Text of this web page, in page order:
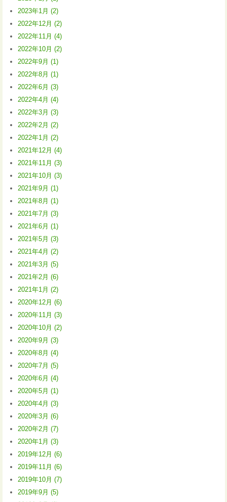
2023年1月 (2)
2022年12月 (2)
2022年11月 (4)
2022年10月 (2)
2022年9月 (1)
2022年8月 (1)
2022年6月 (3)
2022年4月 (4)
2022年3月 (3)
2022年2月 (2)
2022年1月 (2)
2021年12月 (4)
2021年11月 (3)
2021年10月 (3)
2021年9月 (1)
2021年8月 (1)
2021年7月 (3)
2021年6月 (1)
2021年5月 (3)
2021年4月 (2)
2021年3月 (5)
2021年2月 (6)
2021年1月 (2)
2020年12月 (6)
2020年11月 (3)
2020年10月 (2)
2020年9月 (3)
2020年8月 (4)
2020年7月 (5)
2020年6月 (4)
2020年5月 (1)
2020年4月 (3)
2020年3月 (6)
2020年2月 (7)
2020年1月 (3)
2019年12月 (6)
2019年11月 (6)
2019年10月 (7)
2019年9月 (5)